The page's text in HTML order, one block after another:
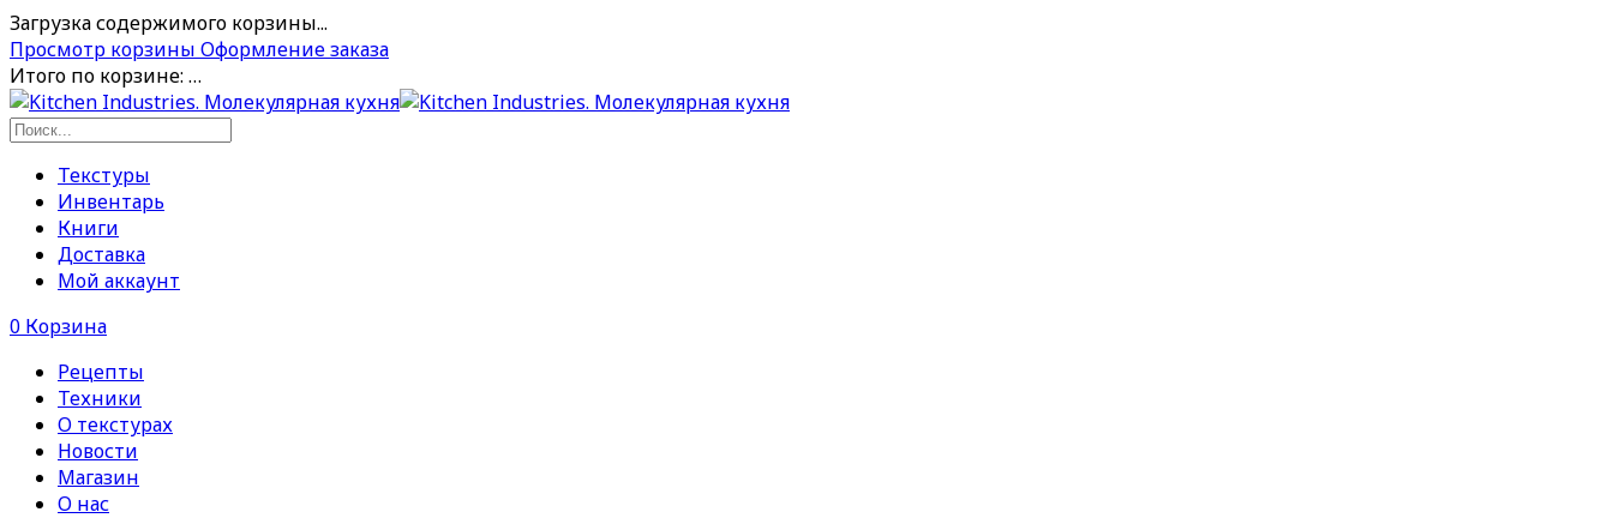
Загрузка содержимого корзины...
Просмотр корзины Оформление заказа
Итого по корзине: …
Текстуры
Инвентарь
Книги
Доставка
Мой аккаунт
0 Корзина
Рецепты
Техники
О текстурах
Новости
Магазин
О нас